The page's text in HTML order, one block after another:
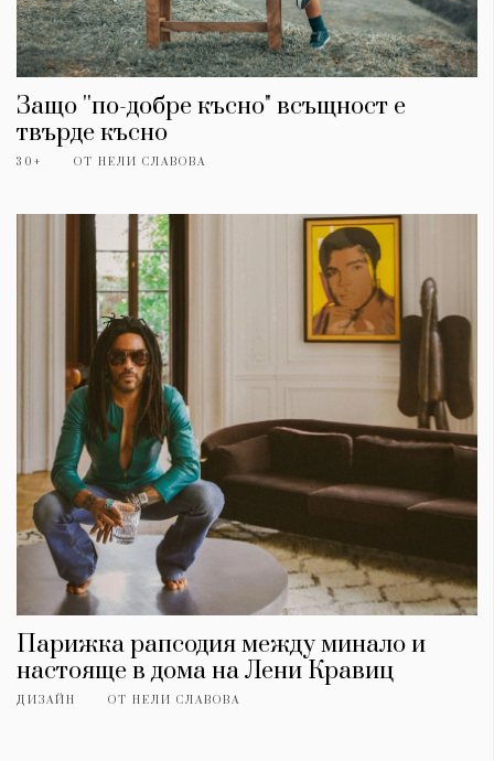
Защо ''по-добре късно" всъщност е
твърде късно
30+ ОТ НЕЛИ СЛАВОВА
Парижка рапсодия между минало и
настояще в дома на Лени Кравиц
ДИЗАЙН ОТ НЕЛИ СЛАВОВА
КАТЕГОРИИ
Wine&Dine
Dialogue
Wellness
ЗА НАС
Реклама
Политика за
поверителност
ModerenDom
СЛЕДВАЙТЕ НИ
Facebook Instagram
Pinterest
YouTube
Spotify Soundcloud
Ако нашият сайт ви харесва, можете да се абонирате за
седмичния ни нюзлетър тук: